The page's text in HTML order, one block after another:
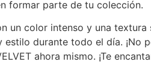
formar parte de tu colección.
un color intenso y una textura
durante todo el día. ¡No
ahora mismo. ¡Te